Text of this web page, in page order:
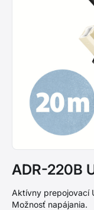
ADR-220B
Aktívny prepojovací
Možnosť napájania.